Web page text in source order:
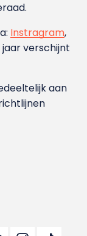
Instragram,
jaar verschijnt
aan